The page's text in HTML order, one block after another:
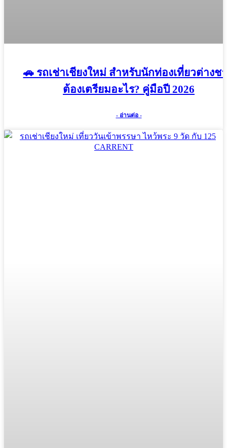
🚗 รถเช่าเชียงใหม่ สำหรับนักท่องเที่ยวต่างช
ต้องเตรียมอะไร? คู่มือปี 2026
- อ่านต่อ -